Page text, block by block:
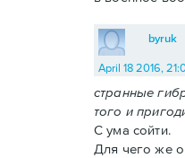
byruk
April 18 2016,
странные
того и
С ума сойти.
Для чего же